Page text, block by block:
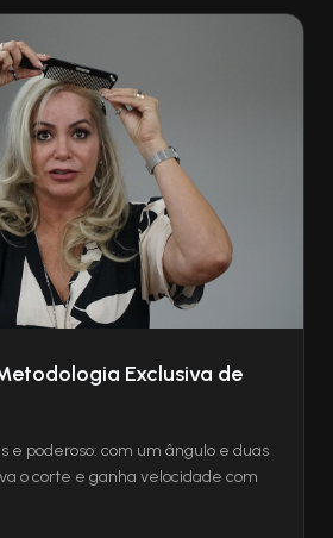
Exclusiva de
e poderoso: com um ângulo e duas
o corte e ganha velocidade com